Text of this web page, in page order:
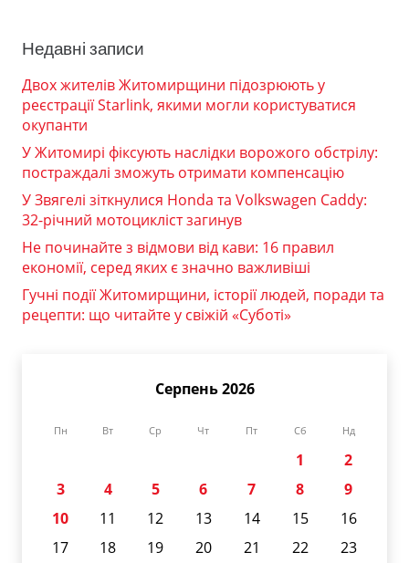
Недавні записи
Двох жителів Житомирщини підозрюють у
реєстрації Starlink, якими могли користуватися
окупанти
У Житомирі фіксують наслідки ворожого обстрілу:
постраждалі зможуть отримати компенсацію
У Звягелі зіткнулися Honda та Volkswagen Caddy:
32-річний мотоцикліст загинув
Не починайте з відмови від кави: 16 правил
економії, серед яких є значно важливіші
Гучні події Житомирщини, історії людей, поради та
рецепти: що читайте у свіжій «Суботі»
Серпень 2026
Пн Вт Ср Чт Пт Сб Нд
1
2
3
4 5 6 7 8
9
10
11 12 13 14 15
16
17
18 19 20 21 22
23